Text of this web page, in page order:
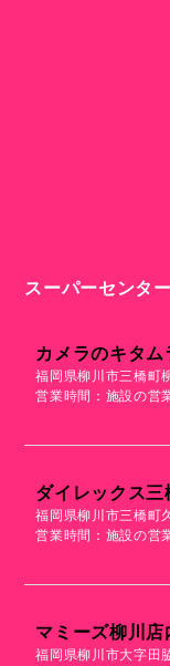
スーパーセンタ
カメラのキタ
福岡県柳川市三橋町
営業時間：施設の営
ダイレックス三
福岡県柳川市三橋町
営業時間：施設の営
マミーズ柳川
福岡県柳川市大字田